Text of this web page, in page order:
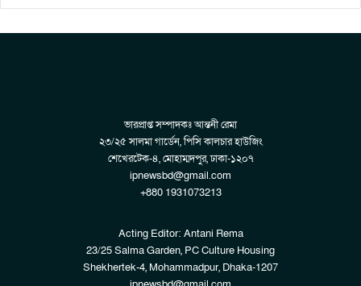
ভারপ্রাপ্ত সম্পাদকঃ আন্তনী রেমা
২৩/২৫ সালমা গার্ডেন, পিসি কালচার হাউজিং
শেখেরটেক-৪, মোহাম্মদপুর, ঢাকা-১২০৭
ipnewsbd@gmail.com
+880 1931073213
Acting Editor: Antani Rema
23/25 Salma Garden, PC Culture Housing
Shekhertek-4, Mohammadpur, Dhaka-1207